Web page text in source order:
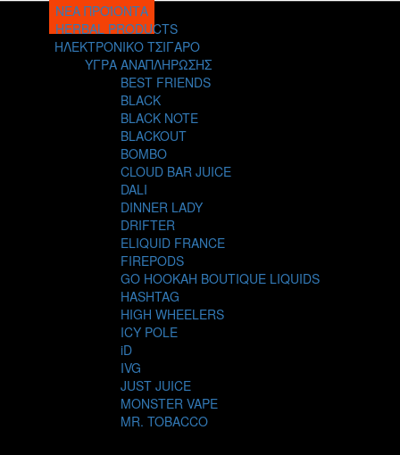
ΝΕΑ ΠΡΟΪΟΝΤΑ
HERBAL PRODUCTS
ΗΛΕΚΤΡΟΝΙΚΟ ΤΣΙΓΑΡΟ
ΥΓΡΑ ΑΝΑΠΛΗΡΩΣΗΣ
BEST FRIENDS
BLACK
BLACK NOTE
BLACKOUT
BOMBO
CLOUD BAR JUICE
DALI
DINNER LADY
DRIFTER
ELIQUID FRANCE
FIREPODS
GO HOOKAH BOUTIQUE LIQUIDS
HASHTAG
HIGH WHEELERS
ICY POLE
iD
IVG
JUST JUICE
MONSTER VAPE
MR. TOBACCO